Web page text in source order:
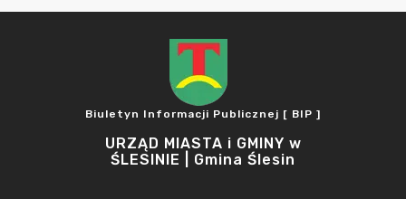
Biuletyn Informacji Publicznej [ BIP ]
URZĄD MIASTA i GMINY w
ŚLESINIE | Gmina Ślesin